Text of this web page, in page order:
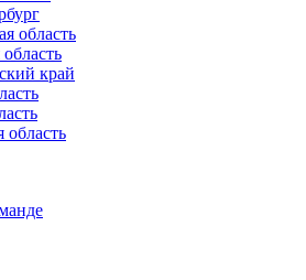
область
край
область